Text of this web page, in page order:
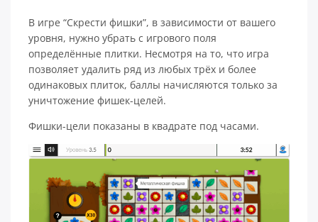
В игре “Скрести фишки”, в зависимости от вашего
уровня, нужно убрать с игрового поля
определённые плитки. Несмотря на то, что игра
позволяет удалить ряд из любых трёх и более
одинаковых плиток, баллы начисляются только за
уничтожение фишек-целей.
Фишки-цели показаны в квадрате под часами.